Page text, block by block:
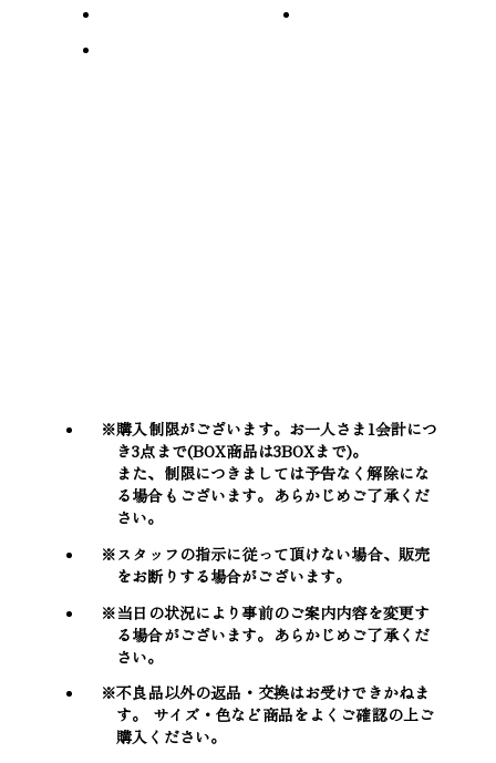
※購入制限がございます。お一人さま1会計につ
き3点まで(BOX商品は3BOXまで)。
また、制限につきましては予告なく解除にな
る場合もございます。あらかじめご了承くだ
さい。
※スタッフの指示に従って頂けない場合、販売
をお断りする場合がございます。
※当日の状況により事前のご案内内容を変更す
る場合がございます。あらかじめご了承くだ
さい。
※不良品以外の返品・交換はお受けできかねま
す。 サイズ・色など商品をよくご確認の上ご
購入ください。